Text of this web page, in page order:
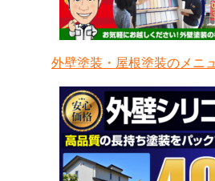
外壁塗装・屋根塗装のメニ